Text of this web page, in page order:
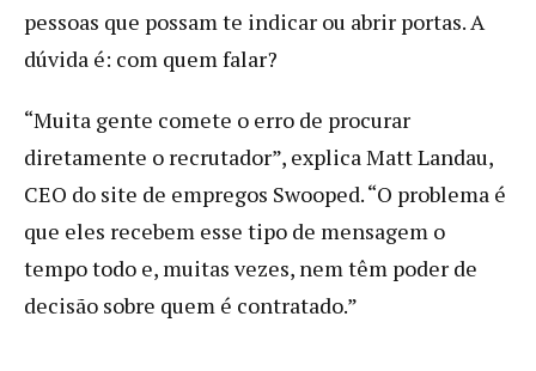
pessoas que possam te indicar ou abrir portas. A
dúvida é: com quem falar?
“Muita gente comete o erro de procurar
diretamente o recrutador”, explica Matt Landau,
CEO do site de empregos Swooped. “O problema é
que eles recebem esse tipo de mensagem o
tempo todo e, muitas vezes, nem têm poder de
decisão sobre quem é contratado.”